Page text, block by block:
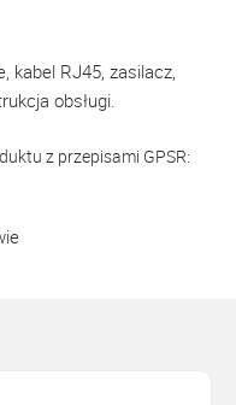
kabel RJ45, zasilacz,
obsługi.
z przepisami GPSR: